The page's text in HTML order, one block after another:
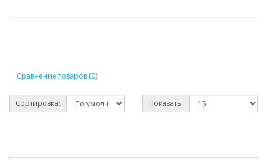
Сравнение товаров (0)
Сортировка: Показать: